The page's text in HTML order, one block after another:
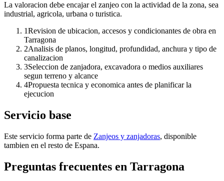
La valoracion debe encajar el zanjeo con la actividad de la zona, sea
industrial, agricola, urbana o turistica.
1Revision de ubicacion, accesos y condicionantes de obra en
Tarragona
2Analisis de planos, longitud, profundidad, anchura y tipo de
canalizacion
3Seleccion de zanjadora, excavadora o medios auxiliares
segun terreno y alcance
4Propuesta tecnica y economica antes de planificar la
ejecucion
Servicio base
Este servicio forma parte de Zanjeos y zanjadoras, disponible
tambien en el resto de Espana.
Preguntas frecuentes en Tarragona